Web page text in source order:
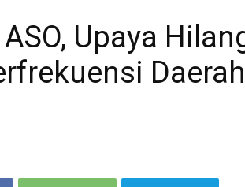
Upaya
Daerah